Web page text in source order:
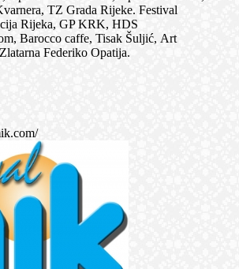
TZ Grada Rijeke. Festival
Rijeka, GP KRK, HDS
Barocco caffe, Tisak Šuljić, Art
Federiko Opatija.